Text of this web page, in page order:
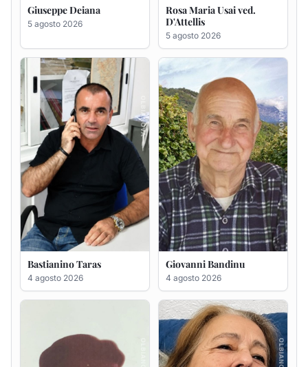
Bastianino Taras
4 agosto 2026
Giovanni Bandinu
4 agosto 2026
Salvatore Degortes noto
Sabina Pinna in Abbiati
4 agosto 2026